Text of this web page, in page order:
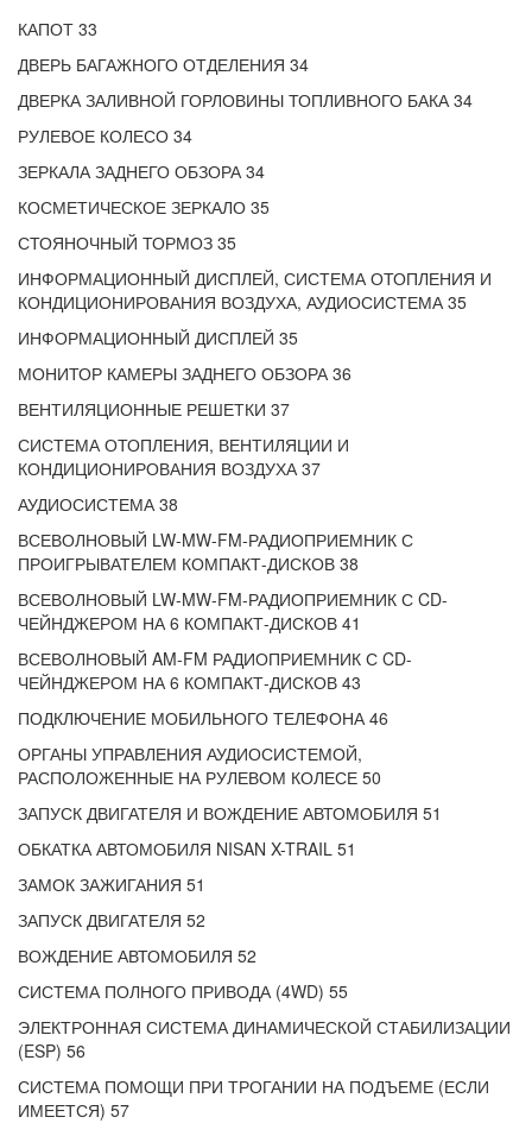
КАПОТ 33
ДВЕРЬ БАГАЖНОГО ОТДЕЛЕНИЯ 34
ДВЕРКА ЗАЛИВНОЙ ГОРЛОВИНЫ ТОПЛИВНОГО БАКА 34
РУЛЕВОЕ КОЛЕСО 34
ЗЕРКАЛА ЗАДНЕГО ОБЗОРА 34
КОСМЕТИЧЕСКОЕ ЗЕРКАЛО 35
СТОЯНОЧНЫЙ ТОРМОЗ 35
ИНФОРМАЦИОННЫЙ ДИСПЛЕЙ, СИСТЕМА ОТОПЛЕНИЯ И
КОНДИЦИОНИРОВАНИЯ ВОЗДУХА, АУДИОСИСТЕМА 35
ИНФОРМАЦИОННЫЙ ДИСПЛЕЙ 35
МОНИТОР КАМЕРЫ ЗАДНЕГО ОБЗОРА 36
ВЕНТИЛЯЦИОННЫЕ РЕШЕТКИ 37
СИСТЕМА ОТОПЛЕНИЯ, ВЕНТИЛЯЦИИ И
КОНДИЦИОНИРОВАНИЯ ВОЗДУХА 37
АУДИОСИСТЕМА 38
ВСЕВОЛНОВЫЙ LW-MW-FM-РАДИОПРИЕМНИК С
ПРОИГРЫВАТЕЛЕМ КОМПАКТ-ДИСКОВ 38
ВСЕВОЛНОВЫЙ LW-MW-FM-РАДИОПРИЕМНИК С CD-
ЧЕЙНДЖЕРОМ НА 6 КОМПАКТ-ДИСКОВ 41
ВСЕВОЛНОВЫЙ AM-FM РАДИОПРИЕМНИК С CD-
ЧЕЙНДЖЕРОМ НА 6 КОМПАКТ-ДИСКОВ 43
ПОДКЛЮЧЕНИЕ МОБИЛЬНОГО ТЕЛЕФОНА 46
ОРГАНЫ УПРАВЛЕНИЯ АУДИОСИСТЕМОЙ,
РАСПОЛОЖЕННЫЕ НА РУЛЕВОМ КОЛЕСЕ 50
ЗАПУСК ДВИГАТЕЛЯ И ВОЖДЕНИЕ АВТОМОБИЛЯ 51
ОБКАТКА АВТОМОБИЛЯ NISAN X-TRAIL 51
ЗАМОК ЗАЖИГАНИЯ 51
ЗАПУСК ДВИГАТЕЛЯ 52
ВОЖДЕНИЕ АВТОМОБИЛЯ 52
СИСТЕМА ПОЛНОГО ПРИВОДА (4WD) 55
ЭЛЕКТРОННАЯ СИСТЕМА ДИНАМИЧЕСКОЙ СТАБИЛИЗАЦИИ
(ESP) 56
СИСТЕМА ПОМОЩИ ПРИ ТРОГАНИИ НА ПОДЪЕМЕ (ЕСЛИ
ИМЕЕТСЯ) 57